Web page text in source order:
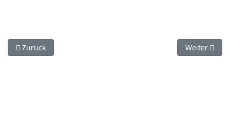
Vorheriger Beitrag: Qualitätsmanagement
Zurück Nächster
Weiter